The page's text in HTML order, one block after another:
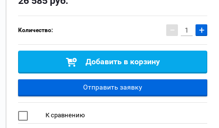
Количество: − +
Добавить в корзину
Отправить заявку
К сравнению